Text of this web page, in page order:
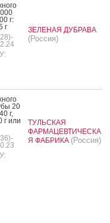
г:
г
ЗЕЛЕНАЯ ДУБРАВА
(Россия)
20
г,
г или
ТУЛЬСКАЯ
ФАРМАЦЕВТИЧЕСКА
Я ФАБРИКА (Россия)